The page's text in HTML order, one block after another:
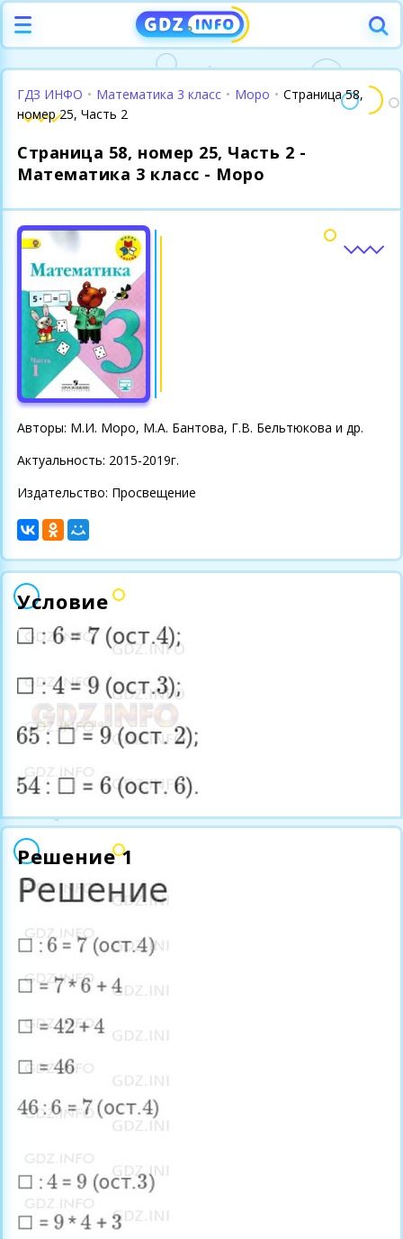
ГДЗ ИНФО • Математика 3 класс • Моро • Страница 58,
номер 25, Часть 2
Страница 58, номер 25, Часть 2 -
Математика 3 класс - Моро
Авторы: М.И. Моро, М.А. Бантова, Г.В. Бельтюкова и др.
Актуальность: 2015-2019г.
Издательство: Просвещение
Условие
Решение 1